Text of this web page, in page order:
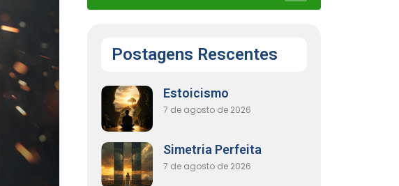
Postagens Rescentes
Estoicismo
7 de agosto de 2026
Simetria Perfeita
7 de agosto de 2026